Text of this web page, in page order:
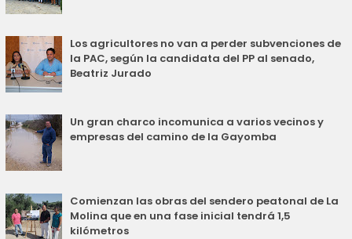
Los agricultores no van a perder subvenciones de
la PAC, según la candidata del PP al senado,
Beatriz Jurado
Un gran charco incomunica a varios vecinos y
empresas del camino de la Gayomba
Comienzan las obras del sendero peatonal de La
Molina que en una fase inicial tendrá 1,5
kilómetros